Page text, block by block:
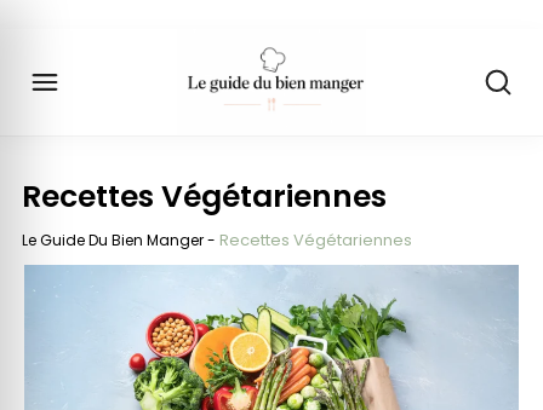
Recettes Végétariennes
Le Guide Du Bien Manger- Recettes Végétariennes